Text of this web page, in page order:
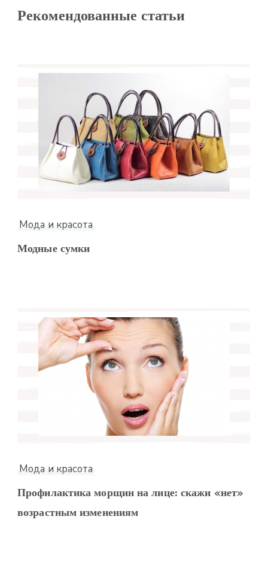
Рекомендованные статьи
Мода и красота
Модные сумки
Мода и красота
Профилактика морщин на лице: скажи «нет»
возрастным изменениям